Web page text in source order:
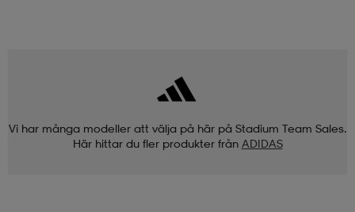
Vi har många modeller att välja på här på Stadium Team Sales.
Här hittar du fler produkter från ADIDAS